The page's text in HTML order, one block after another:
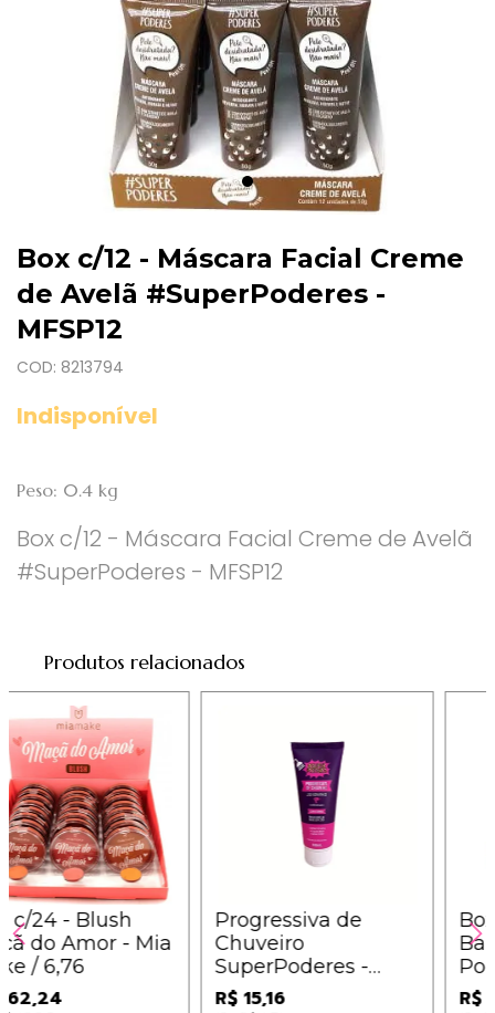
Box c/12 - Máscara Facial Creme
de Avelã #SuperPoderes -
MFSP12
COD: 8213794
Indisponível
Peso: 0.4 kg
Box c/12 - Máscara Facial Creme de Avelã
#SuperPoderes - MFSP12
Produtos relacionados
Box c/24 - Blush
Macã do Amor - Mia
Make / 6,76
R$ 162,24
Progressiva de
Chuveiro
SuperPoderes -
PCSP001 - Sem
R$ 15,16